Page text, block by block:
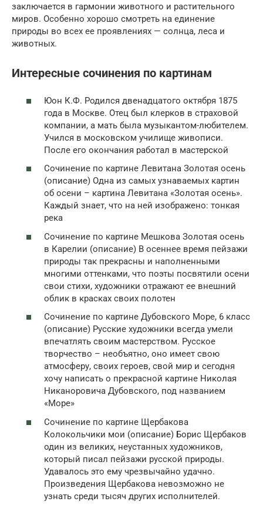
заключается в гармонии животного и растительного
миров. Особенно хорошо смотреть на единение
природы во всех ее проявлениях — солнца, леса и
животных.
Интересные сочинения по картинам
Юон К.Ф. Родился двенадцатого октября 1875
года в Москве. Отец был клерков в страховой
компании, а мать была музыкантом-любителем.
Учился в московском училище живописи.
После его окончания работал в мастерской
Сочинение по картине Левитана Золотая осень
(описание) Одна из самых узнаваемых картин
об осени – картина Левитана «Золотая осень».
Каждый знает, что на ней изображено: тонкая
река
Сочинение по картине Мешкова Золотая осень
в Карелии (описание) В осеннее время пейзажи
природы так прекрасны и наполненными
многими оттенками, что поэты посвятили осени
свои стихи, художники отражают ее внешний
облик в красках своих полотен
Сочинение по картине Дубовского Море, 6 класс
(описание) Русские художники всегда умели
впечатлять своим мастерством. Русское
творчество – необъятно, оно имеет свою
атмосферу, своих героев, свой мир и сегодня
хочу написать о прекрасной картине Николая
Никаноровича Дубовского, под названием
«Море»
Сочинение по картине Щербакова
Колокольчики мои (описание) Борис Щербаков
один из великих, неустанных художников,
который писал пейзажи русской природы.
Удавалось это ему чрезвычайно удачно.
Произведения Щербакова невозможно не
узнать среди тысяч других исполнителей.